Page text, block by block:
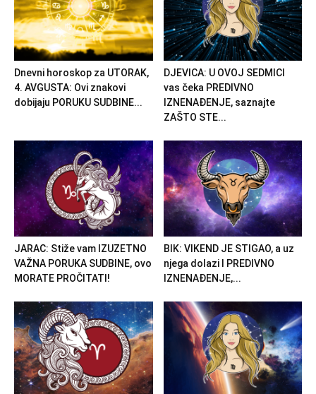
Dnevni horoskop za UTORAK,
4. AVGUSTA: Ovi znakovi
dobijaju PORUKU SUDBINE...
DJEVICA: U OVOJ SEDMICI
vas čeka PREDIVNO
IZNENAĐENJE, saznajte
ZAŠTO STE...
JARAC: Stiže vam IZUZETNO
VAŽNA PORUKA SUDBINE, ovo
MORATE PROČITATI!
BIK: VIKEND JE STIGAO, a uz
njega dolazi I PREDIVNO
IZNENAĐENJE,...